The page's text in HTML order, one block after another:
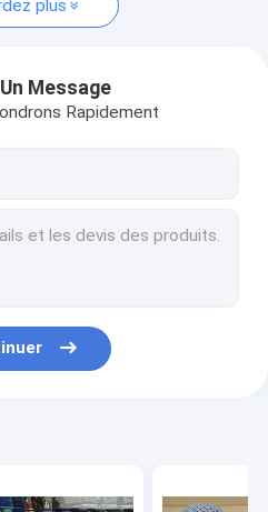
plus
Message
Rapidement